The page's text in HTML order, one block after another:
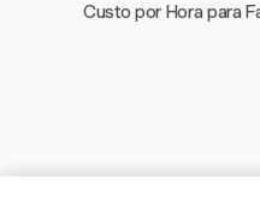
Custo por Hora para